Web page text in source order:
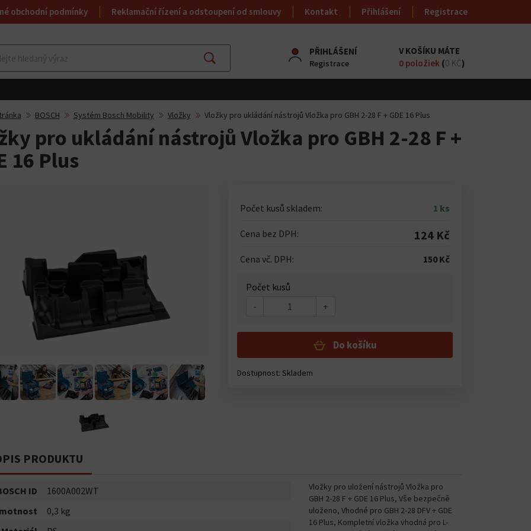
obchodní podmínky Reklamační řízení a odstoupení od smlouvy Kontakt Přihlášení Registrace
Najít
PŘIHLÁŠENÍ
Registrace
V KOŠÍKU MÁTE
0 položiek (0 KČ)
BOSCH Systém Bosch Mobility Vložky Vložky pro ukládání nástrojů Vložka pro GBH 2-28 F + GDE 16 Plus
pro ukládání nástrojů Vložka pro GBH 2-28 F +
16 Plus
Počet kusů skladem: 1 ks
Cena bez DPH: 124 Kč
Cena vč. DPH: 150 Kč
Počet kusů
- +
Do košíku
Dostupnost: Skladem
PRODUKTU
Vložky pro uložení nástrojů Vložka pro
GBH 2-28 F + GDE 16 Plus, Vše bezpečně
uloženo, Vhodné pro GBH 2-28 DFV + GDE
16 Plus, Kompletní vložka vhodná pro L-
ID
1600A002WT
0,3 kg